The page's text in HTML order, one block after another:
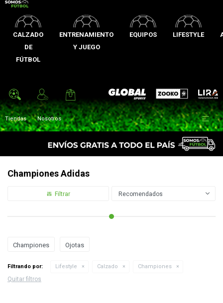
CALZADO
DE
FÚTBOL
ENTRENAMIENTO
Y JUEGO
EQUIPOS LIFESTYLE
Global Sports Zooko Lira
Tiendas Nosotros 
Championes Adidas
Recomendados
Championes Ojotas
Filtrando por: Lifestyle Calzado Championes
Quitar filtros